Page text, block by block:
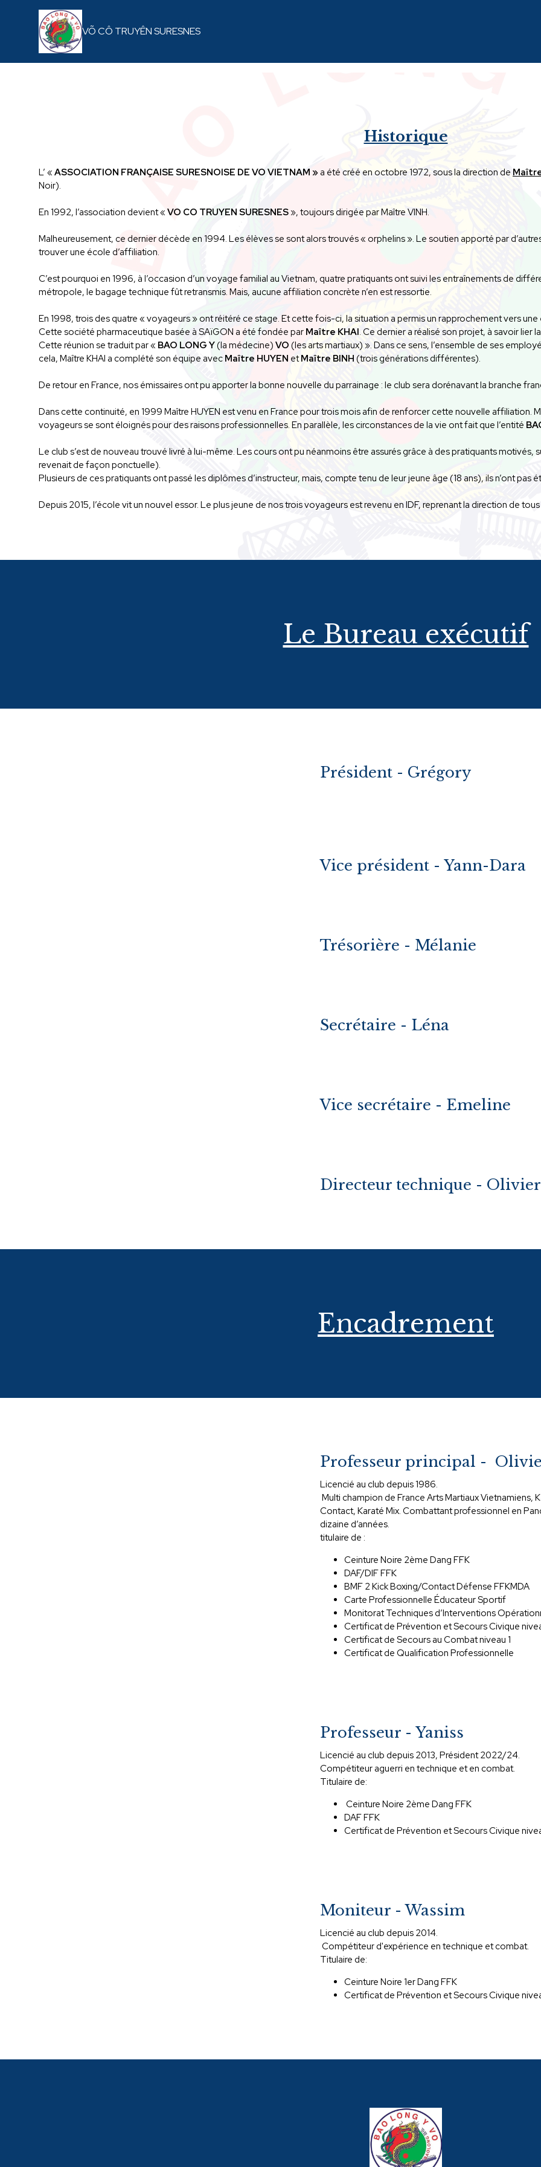
VÕ CÔ TRUYÊN SURESNES+
Historique
L’ « ASSOCIATION FRANÇAISE SURESNOISE DE VO VIETNAM »a été créé en octobre 1972, sous la direction de
Noir).
En 1992, l’association devient « VO CO TRUYEN SURESNES », toujours dirigée par Maître VINH.
Malheureusement, ce dernier décède en 1994. Les élèves se sont alors trouvés « orphelins ». Le soutien apporté par
trouver une école d’affiliation.
C’est pourquoi en 1996, à l’occasion d’un voyage familial au Vietnam, quatre pratiquants ont suivi les entraînements de
métropole, le bagage technique fût retransmis. Mais, aucune affiliation concrète n’en est ressortie.
En 1998, trois des quatre « voyageurs » ont réitéré ce stage. Et cette fois-ci, la situation a permis un rapprochement vers
Cette société pharmaceutique basée à SAïGON a été fondée par Maître KHAI. Ce dernier a réalisé son projet, à savoir lier
Cette réunion se traduit par « BAO LONG Y(la médecine) VO (les arts martiaux) ». Dans ce sens, l’ensemble de ses
cela, Maître KHAI a complété son équipe avec Maître HUYEN etMaître BINH (trois générations différentes).
De retour en France, nos émissaires ont pu apporter la bonne nouvelle du parrainage : le club sera dorénavant la branche
Dans cette continuité, en 1999 Maître HUYEN est venu en France pour trois mois afin de renforcer cette nouvelle affiliation.
voyageurs se sont éloignés pour des raisons professionnelles. En parallèle, les circonstances de la vie ont fait que l’entité
Le club s’est de nouveau trouvé livré à lui-même. Les cours ont pu néanmoins être assurés grâce à des pratiquants motivés,
revenait de façon ponctuelle).
Plusieurs de ces pratiquants ont passé les diplômes d’instructeur, mais, compte tenu de leur jeune âge (18 ans), ils n’ont pas
Depuis 2015, l’école vit un nouvel essor. Le plus jeune de nos trois voyageurs est revenu en IDF, reprenant la direction de
Le Bureau exécutif
Président - Grégory
Vice président - Yann-Dara
Trésorière - Mélanie
Secrétaire - Léna
Vice secrétaire - Emeline
Directeur technique - Olivier
Encadrement
Professeur principal -
Licencié au club depuis 1986.
Multi champion de France Arts Martiaux Vietnamiens,
Contact, Karaté Mix. Combattant professionnel en
dizaine d’années.
titulaire de :
Ceinture Noire 2ème Dang FFK
DAF/DIF FFK
BMF 2 Kick Boxing/Contact Défense FFKMDA
Carte Professionnelle Éducateur Sportif
Monitorat Techniques d’Interventions
Certificat de Prévention et Secours Civique
Certificat de Secours au Combat niveau 1
Certificat de Qualification Professionnelle
Professeur - Yaniss
Licencié au club depuis 2013, Président 2022/24.
Compétiteur aguerri en technique et en combat.
Titulaire de:
Ceinture Noire 2ème Dang FFK
DAF FFK
Certificat de Prévention et Secours Civique
Moniteur - Wassim
Licencié au club depuis 2014.
Compétiteur d'expérience en technique et combat.
Titulaire de:
Ceinture Noire 1er Dang FFK
Certificat de Prévention et Secours Civique